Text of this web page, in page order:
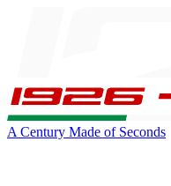
A Century Made of Seconds